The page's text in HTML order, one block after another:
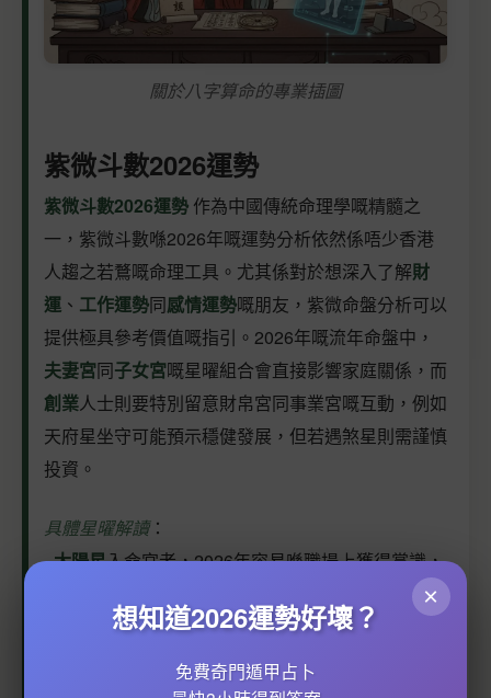
關於八字算命的專業插圖
紫微斗數2026運勢
紫微斗數2026運勢 作為中國傳統命理學嘅精髓之
一，紫微斗數喺2026年嘅運勢分析依然係唔少香港
人趨之若鶩嘅命理工具。尤其係對於想深入了解財
運 、 工作運勢同感情運勢嘅朋友，紫微命盤分析可以
提供極具參考價值嘅指引。2026年嘅流年命盤中，
夫妻宮同子女宮嘅星曜組合會直接影響家庭關係，而
創業人士則要特別留意財帛宮同事業宮嘅互動，例如
天府星坐守可能預示穩健發展，但若遇煞星則需謹慎
投資。
具體星曜解讀：
-太陽星入命宮者，2026年容易喺職場上獲得賞識，
尤其係從事創意或管理行業，但要注意避免過度自信
導致決策失誤。
化祿嘅朋友，感情運勢較為順遂，單身者有
望遇正緣，已婚者則需留意家庭關係
×
想知道2026運勢好壞？
免費奇門遁甲占卜